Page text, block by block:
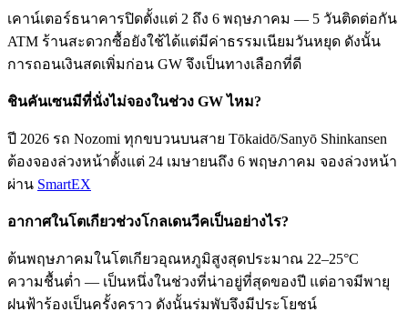
เคาน์เตอร์ธนาคารปิดตั้งแต่ 2 ถึง 6 พฤษภาคม — 5 วันติดต่อกัน
ATM ร้านสะดวกซื้อยังใช้ได้แต่มีค่าธรรมเนียมวันหยุด ดังนั้น
การถอนเงินสดเพิ่มก่อน GW จึงเป็นทางเลือกที่ดี
ชินคันเซนมีที่นั่งไม่จองในช่วง GW ไหม?
ปี 2026 รถ Nozomi ทุกขบวนบนสาย Tōkaidō/Sanyō Shinkansen
ต้องจองล่วงหน้าตั้งแต่ 24 เมษายนถึง 6 พฤษภาคม จองล่วงหน้า
ผ่าน SmartEX
อากาศในโตเกียวช่วงโกลเดนวีคเป็นอย่างไร?
ต้นพฤษภาคมในโตเกียวอุณหภูมิสูงสุดประมาณ 22–25°C
ความชื้นต่ำ — เป็นหนึ่งในช่วงที่น่าอยู่ที่สุดของปี แต่อาจมีพายุ
ฝนฟ้าร้องเป็นครั้งคราว ดังนั้นร่มพับจึงมีประโยชน์